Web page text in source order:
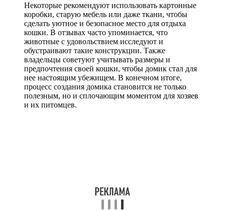
Некоторые рекомендуют использовать картонные
коробки, старую мебель или даже ткани, чтобы
сделать уютное и безопасное место для отдыха
кошки. В отзывах часто упоминается, что
животные с удовольствием исследуют и
обустраивают такие конструкции. Также
владельцы советуют учитывать размеры и
предпочтения своей кошки, чтобы домик стал для
нее настоящим убежищем. В конечном итоге,
процесс создания домика становится не только
полезным, но и сплочающим моментом для хозяев
и их питомцев.